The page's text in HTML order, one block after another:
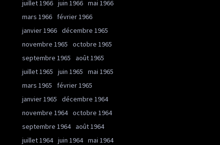
juillet 1966 juin 1966 mai 1966
mars 1966
février 1966
janvier 1966 décembre 1965
novembre 1965
octobre 1965
septembre 1965
août 1965
juillet 1965
juin 1965
mai 1965
mars 1965
février 1965
janvier 1965
décembre 1964
novembre 1964 octobre 1964
septembre 1964 août 1964
juillet 1964 juin 1964 mai 1964